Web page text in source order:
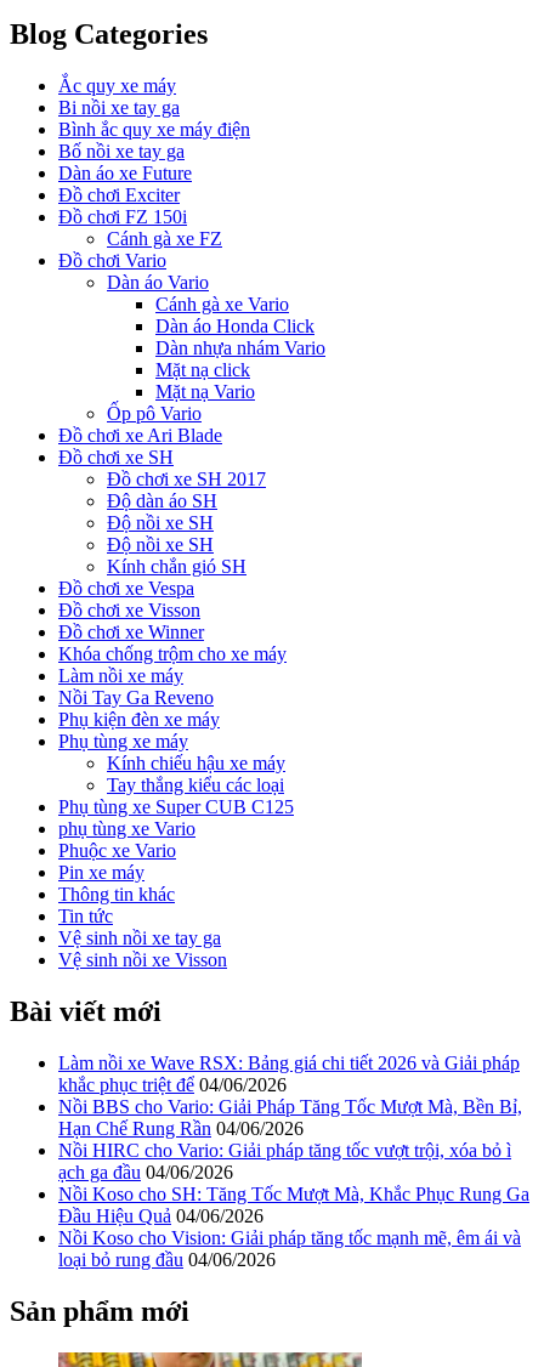
Blog Categories
Ắc quy xe máy
Bi nồi xe tay ga
Bình ắc quy xe máy điện
Bố nồi xe tay ga
Dàn áo xe Future
Đồ chơi Exciter
Đồ chơi FZ 150i
Cánh gà xe FZ
Đồ chơi Vario
Dàn áo Vario
Cánh gà xe Vario
Dàn áo Honda Click
Dàn nhựa nhám Vario
Mặt nạ click
Mặt nạ Vario
Ốp pô Vario
Đồ chơi xe Ari Blade
Đồ chơi xe SH
Đồ chơi xe SH 2017
Độ dàn áo SH
Độ nồi xe SH
Độ nồi xe SH
Kính chắn gió SH
Đồ chơi xe Vespa
Đồ chơi xe Visson
Đồ chơi xe Winner
Khóa chống trộm cho xe máy
Làm nồi xe máy
Nồi Tay Ga Reveno
Phụ kiện đèn xe máy
Phụ tùng xe máy
Kính chiếu hậu xe máy
Tay thắng kiểu các loại
Phụ tùng xe Super CUB C125
phụ tùng xe Vario
Phuộc xe Vario
Pin xe máy
Thông tin khác
Tin tức
Vệ sinh nồi xe tay ga
Vệ sinh nồi xe Visson
Bài viết mới
Làm nồi xe Wave RSX: Bảng giá chi tiết 2026 và Giải pháp
khắc phục triệt để 04/06/2026
Nồi BBS cho Vario: Giải Pháp Tăng Tốc Mượt Mà, Bền Bỉ,
Hạn Chế Rung Rần 04/06/2026
Nồi HIRC cho Vario: Giải pháp tăng tốc vượt trội, xóa bỏ ì
ạch ga đầu 04/06/2026
Nồi Koso cho SH: Tăng Tốc Mượt Mà, Khắc Phục Rung Ga
Đầu Hiệu Quả 04/06/2026
Nồi Koso cho Vision: Giải pháp tăng tốc mạnh mẽ, êm ái và
loại bỏ rung đầu 04/06/2026
Sản phẩm mới